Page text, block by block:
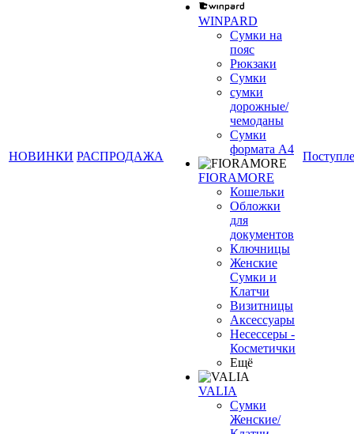
НОВИНКИ РАСПРОДАЖА
WINPARD
Сумки на
пояс
Рюкзаки
Сумки
сумки
дорожные/
чемоданы
Сумки
формата А4
FIORAMORE
Кошельки
Обложки
для
документов
Ключницы
Женские
Сумки и
Клатчи
Визитницы
Аксессуары
Несессеры -
Косметички
Ещё
VALIA
Сумки
Женские/